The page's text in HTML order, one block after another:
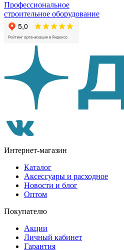
Профессиональное
строительное оборудование
Интернет-магазин
Каталог
Аксессуары и расходное
Новости и блог
Оптом
Покупателю
Акции
Личный кабинет
Гарантия